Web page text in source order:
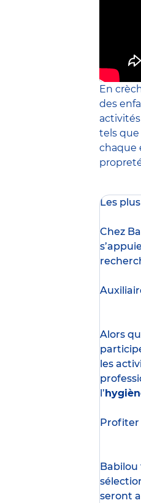
En
des
tels que
chaque
Les
Chez
Alors
les
l’
Profiter
seront